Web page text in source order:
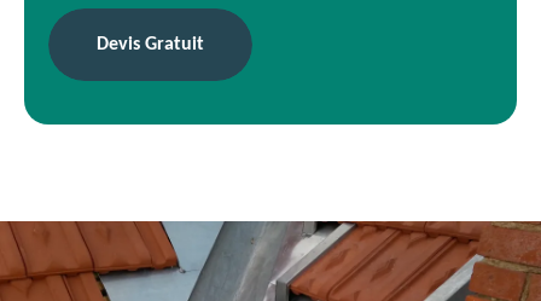
Devis Gratuit